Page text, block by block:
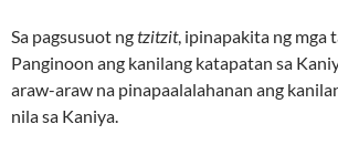
Sa pagsusuot ngtzitzit, ipinapakita ng mga
Panginoon ang kanilang katapatan sa
araw-araw na pinapaalalahanan ang
nila sa Kaniya.